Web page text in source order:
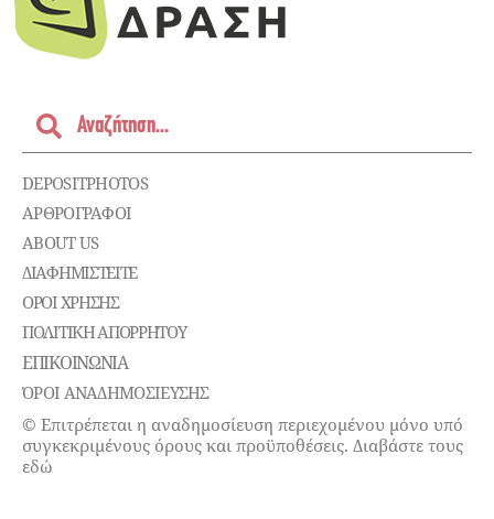
DEPOSITPHOTOS
ΑΡΘΡΟΓΡΑΦΟΙ
ABOUT US
ΔΙΑΦΗΜΙΣΤΕΊΤΕ
ΌΡΟΙ ΧΡΉΣΗΣ
ΠΟΛΙΤΙΚΉ ΑΠΟΡΡΉΤΟΥ
ΕΠΙΚΟΙΝΩΝΊΑ
ΌΡΟΙ ΑΝΑΔΗΜΟΣΙΕΥΣΗΣ
© Επιτρέπεται η αναδημοσίευση περιεχομένου μόνο υπό
συγκεκριμένους όρους και προϋποθέσεις. Διαβάστε τους
εδώ